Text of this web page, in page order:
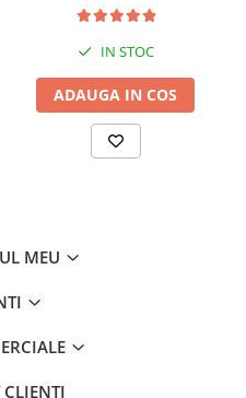
IN STOC
ADAUGA IN COS
MEU
CLIENTI